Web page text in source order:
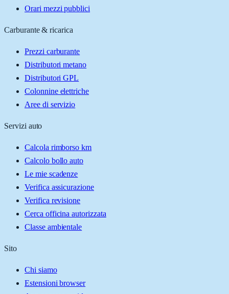
Orari mezzi pubblici
Carburante & ricarica
Prezzi carburante
Distributori metano
Distributori GPL
Colonnine elettriche
Aree di servizio
Servizi auto
Calcola rimborso km
Calcolo bollo auto
Le mie scadenze
Verifica assicurazione
Verifica revisione
Cerca officina autorizzata
Classe ambientale
Sito
Chi siamo
Estensioni browser